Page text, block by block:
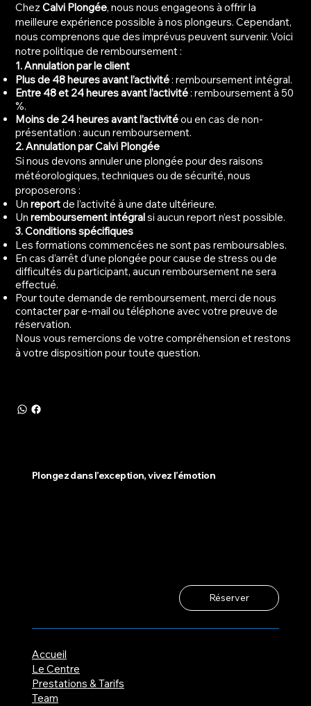
ChezCalvi Plongée, nous nous engageons à offrir la
meilleure expérience possible à nos plongeurs. Cependant,
nous comprenons que des imprévus peuvent survenir. Voici
notre politique de remboursement :
1. Annulation par le client
Plus de 48 heures avant l’activité : remboursement intégral.
Entre 48 et 24 heures avant l’activité : remboursement à 50
%.
Moins de 24 heures avant l’activitéou en cas de non-
présentation : aucun remboursement.
2. Annulation par Calvi Plongée
Si nous devons annuler une plongée pour des raisons
météorologiques, techniques ou de sécurité, nous
proposerons :
Unreportde l’activité à une date ultérieure.
Unremboursement intégralsi aucun report n’est possible.
3. Conditions spécifiques
Les formations commencées ne sont pas remboursables.
En cas d’arrêt d’une plongée pour cause de stress ou de
difficultés du participant, aucun remboursement ne sera
effectué.
Pour toute demande de remboursement, merci de nous
contacter par e-mail ou téléphone avec votre preuve de
réservation.
Nous vous remercions de votre compréhension et restons
à votre disposition pour toute question.
Plongez dans l’exception, vivez l’émotion
Réserver
Accueil
Le Centre
Prestations & Tarifs
Team